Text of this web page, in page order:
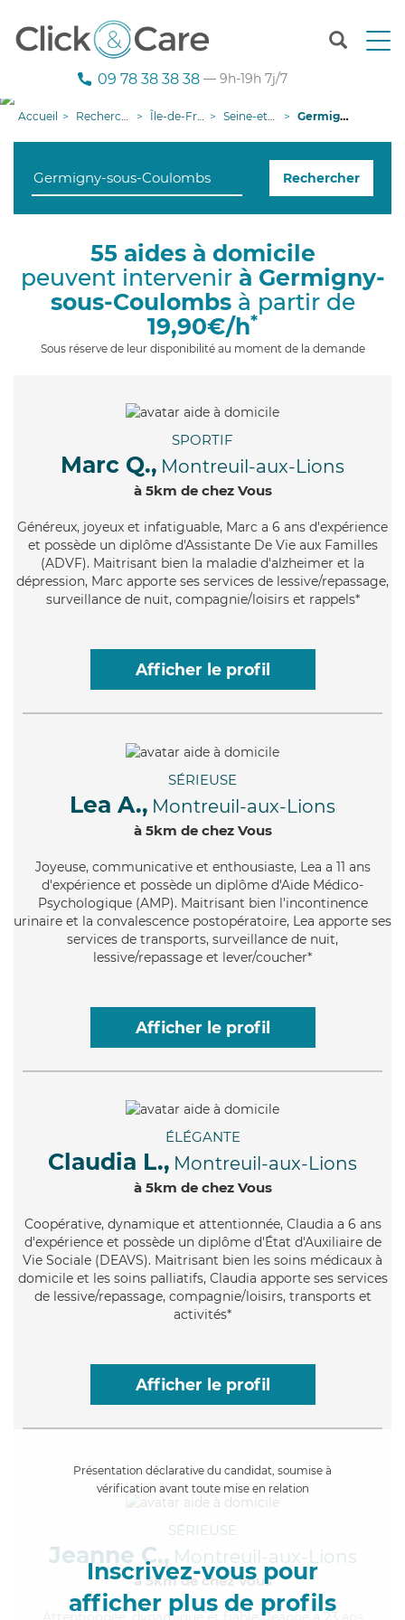
T
n
g
i
09 78 38 38 38 — 9h-19h 7j/7
Accueil Recherche aide à domicile Île-de-France Seine-et-Marne Germigny-sous-Coulombs
Rechercher
55 aides à domicile
peuvent intervenir à Germigny-
sous-Coulombsà partir de
19,90€/h*
Sous réserve de leur disponibilité au moment de la demande
SPORTIF
Marc Q., Montreuil-aux-Lions
à 5km de chez Vous
Généreux, joyeux et infatiguable, Marc a 6 ans d'expérience
et possède un diplôme d'Assistante De Vie aux Familles
(ADVF). Maitrisant bien la maladie d'alzheimer et la
dépression, Marc apporte ses services de lessive/repassage,
surveillance de nuit, compagnie/loisirs et rappels*
Afficher le profil
SÉRIEUSE
Lea A., Montreuil-aux-Lions
à 5km de chez Vous
Joyeuse, communicative et enthousiaste, Lea a 11 ans
d'expérience et possède un diplôme d'Aide Médico-
Psychologique (AMP). Maitrisant bien l'incontinence
urinaire et la convalescence postopératoire, Lea apporte ses
services de transports, surveillance de nuit,
lessive/repassage et lever/coucher*
Afficher le profil
ÉLÉGANTE
Claudia L., Montreuil-aux-Lions
à 5km de chez Vous
Coopérative, dynamique et attentionnée, Claudia a 6 ans
d'expérience et possède un diplôme d'État d'Auxiliaire de
Vie Sociale (DEAVS). Maitrisant bien les soins médicaux à
domicile et les soins palliatifs, Claudia apporte ses services
de lessive/repassage, compagnie/loisirs, transports et
activités*
Afficher le profil
Présentation déclarative du candidat, soumise à
vérification avant toute mise en relation
Inscrivez-vous pour
afficher plus de profils
SÉRIEUSE
Jeanne C., Montreuil-aux-Lions
à 5km de chez Vous